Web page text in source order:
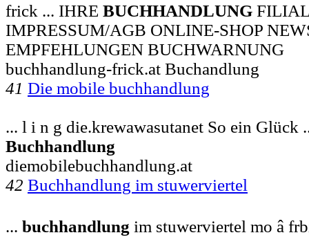
frick ... IHRE BUCHHANDLUNG
IMPRESSUM/AGB ONLINE-SHOP
EMPFEHLUNGEN BUCHWARNUNG
buchhandlung-frick.at Buchandlung
41 Die mobile buchhandlung
... l i n g die.krewawasutanet So ein Glück
Buchhandlung
diemobilebuchhandlung.at
42 Buchhandlung im stuwerviertel
... buchhandlung im stuwerviertel mo â